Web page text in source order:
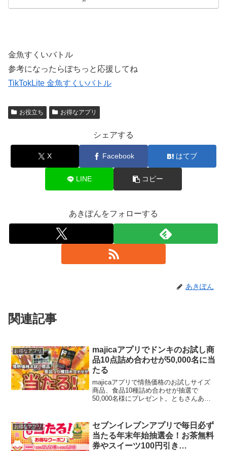
金魚すくいバトル
参考になったらぽちっと応援してね
TikTokLite 金魚すくいバトル
お役立ち お得なアプリ
シェアする
X Facebook はてブ
LINE コピー
あきぽんをフォローする
あきぽん
関連記事
お得なアプリ
majicaアプリでドンキのお試し商
品10点詰め合わせが50,000名に当
たる
majicaアプリで情熱価格のお試しサイズ
商品、食品10種詰め合わせが抽選で
50,000名様にプレゼント。ともさんあり
期間中に500円以上お買い物するだけ。応
募期間 7...
お得なアプリ
セブンイレブンアプリで毎日必ず
当たる年末年始抽選会！お茶無料
券やスイーツ100円引き